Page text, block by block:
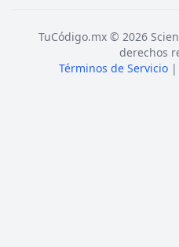
TuCódigo.mx © 2026
derechos
Términos de Servicio |